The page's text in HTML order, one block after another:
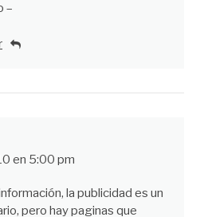
–
en 5:00 pm
la publicidad es un
pero hay paginas que